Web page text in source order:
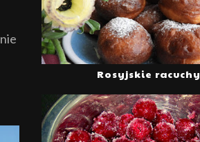
Rosyjskie racuchy